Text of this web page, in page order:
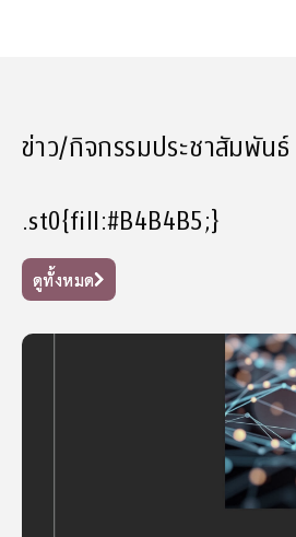
ข่าว/กิจกรรมประชาสัมพันธ์
.st0{fill:#B4B4B5;}
ดูทั้งหมด